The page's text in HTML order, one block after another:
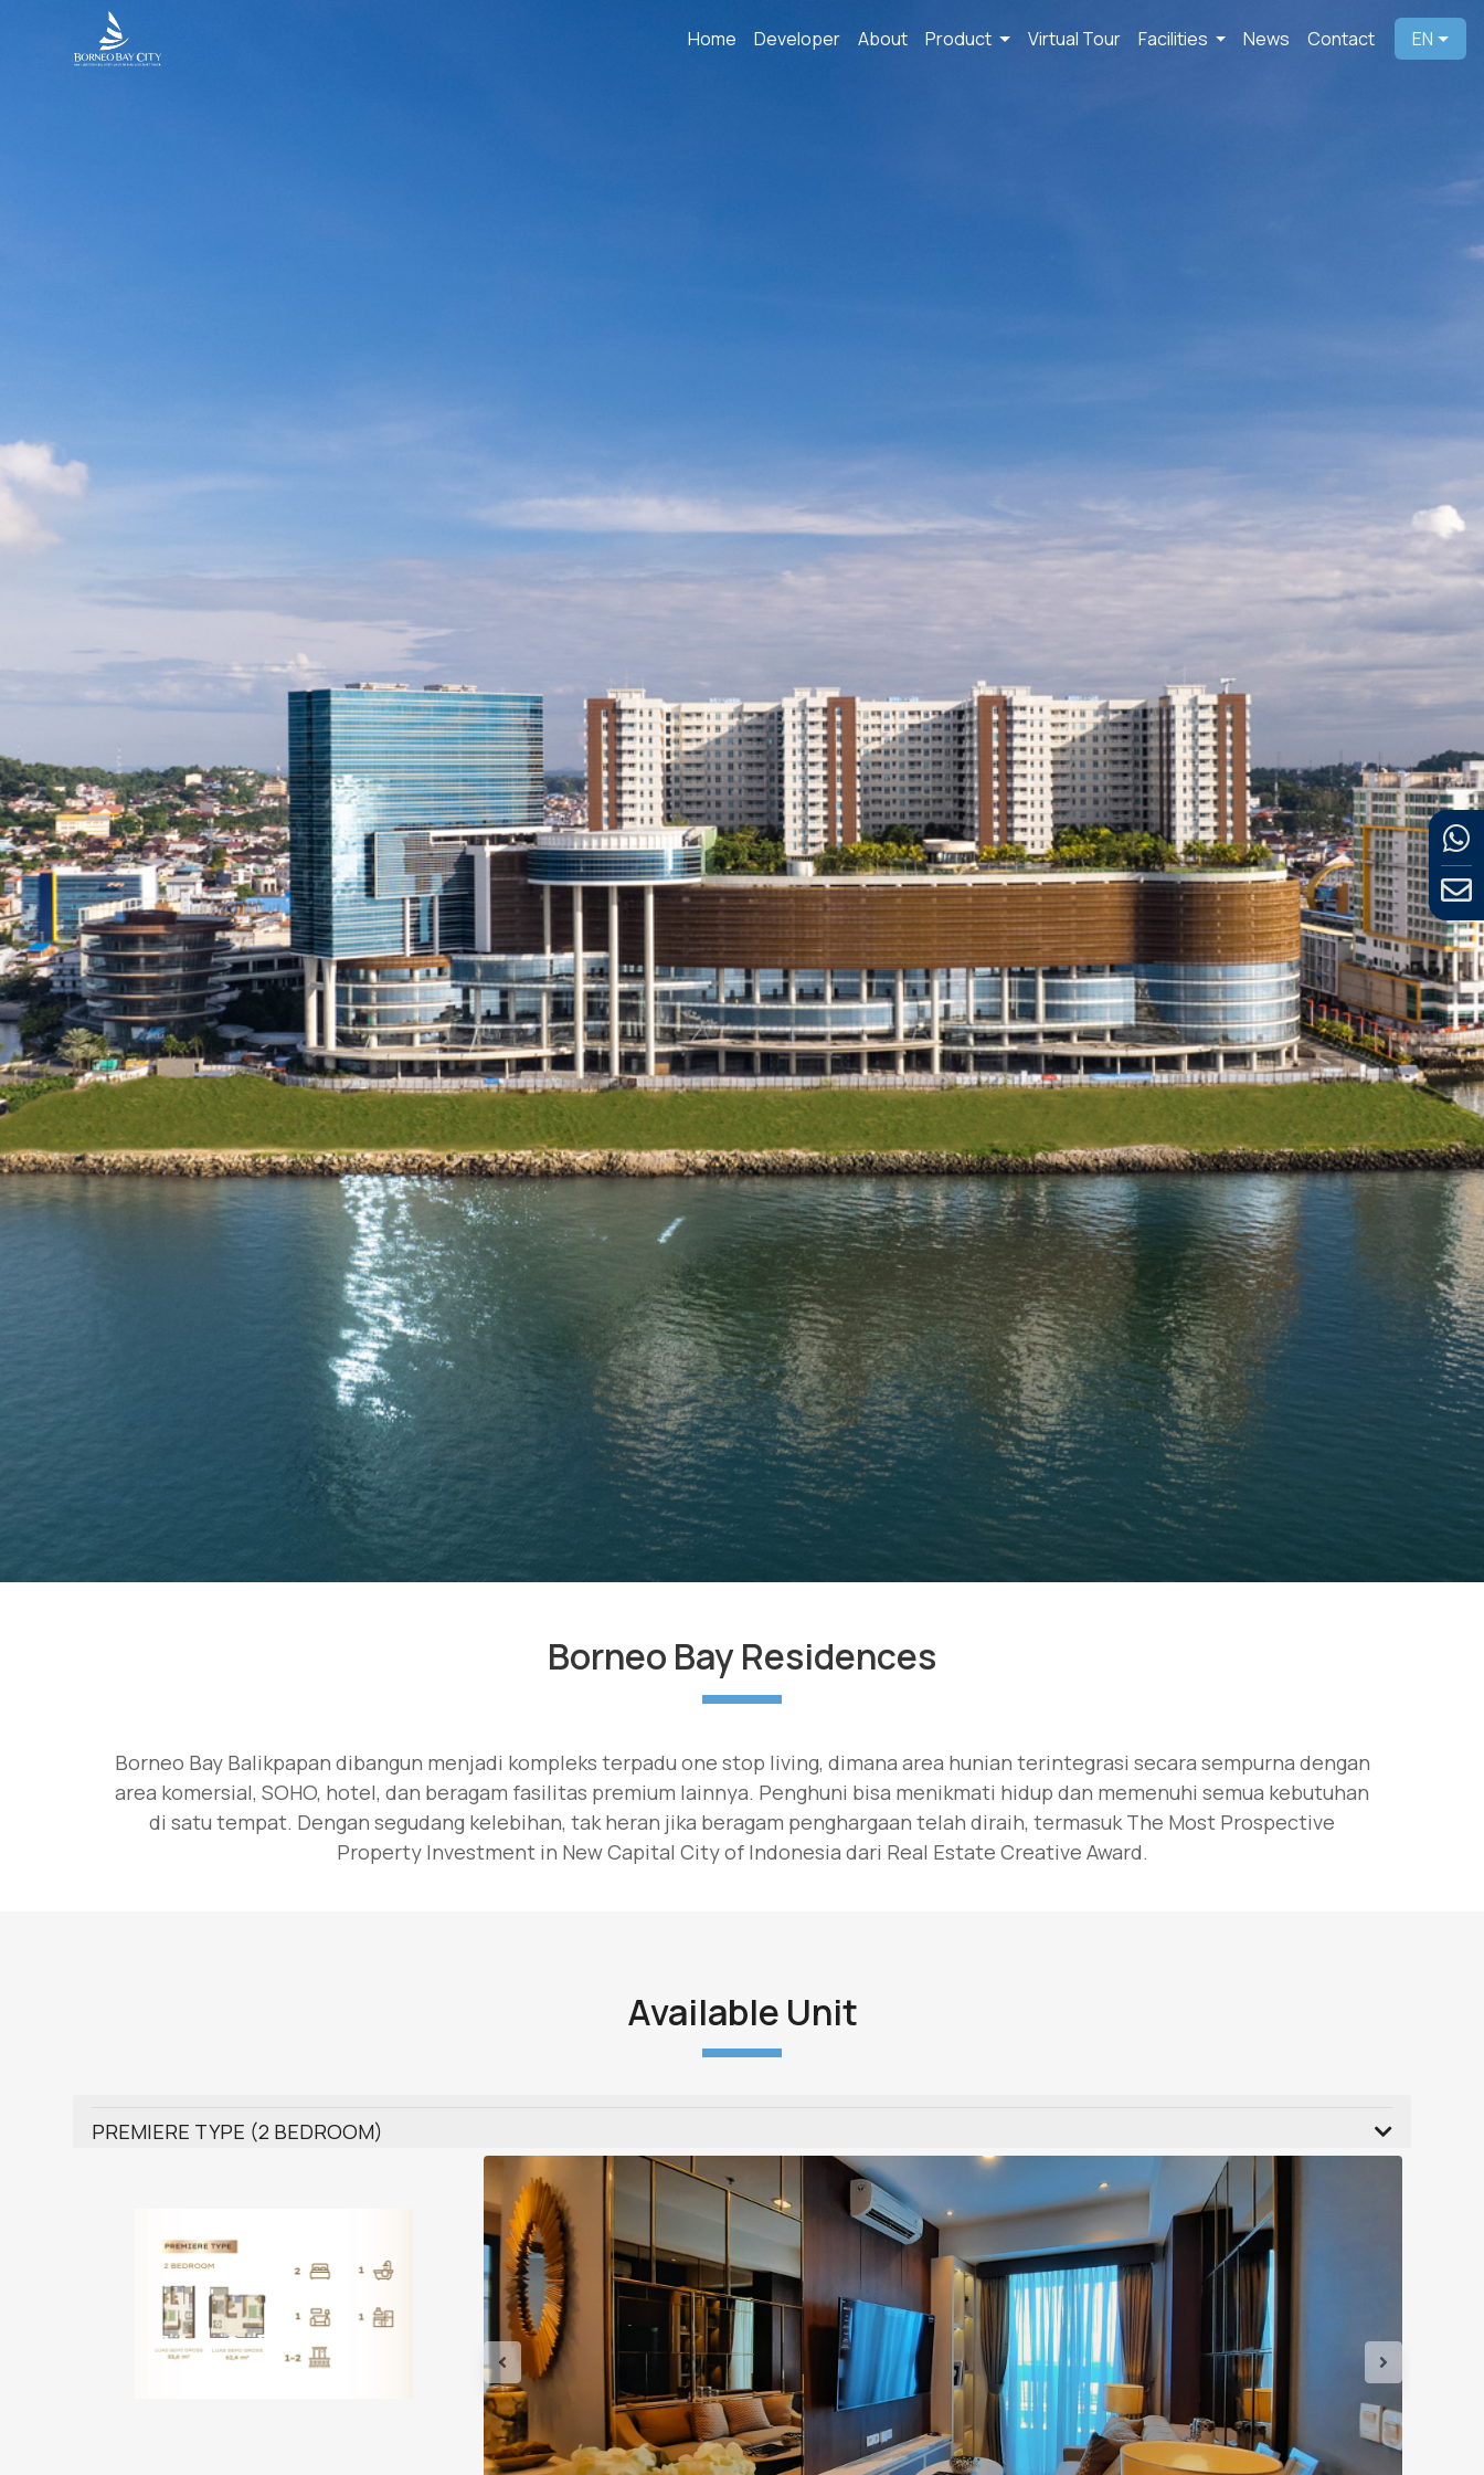
Home Developer About Product Virtual Tour Facilities News Contact EN
Borneo Bay Residences
Borneo Bay Balikpapan dibangun menjadi kompleks terpadu one stop living, dimana area hunian terintegrasi secara sempurna dengan
area komersial, SOHO, hotel, dan beragam fasilitas premium lainnya. Penghuni bisa menikmati hidup dan memenuhi semua kebutuhan
di satu tempat. Dengan segudang kelebihan, tak heran jika beragam penghargaan telah diraih, termasuk The Most Prospective
Property Investment in New Capital City of Indonesia dari Real Estate Creative Award.
Available Unit
PREMIERE TYPE (2 BEDROOM)